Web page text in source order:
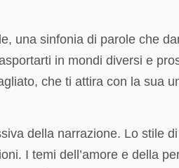
una sinfonia di parole che
in mondi diversi e
che ti attira con la sua
della narrazione. Lo stile
I temi dell’amore e della